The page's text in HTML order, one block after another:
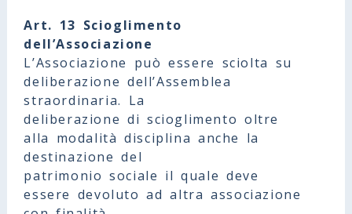
Art. 13 Scioglimento
dell’Associazione
L’Associazione può essere sciolta su
deliberazione dell’Assemblea
straordinaria. La
deliberazione di scioglimento oltre
alla modalità disciplina anche la
destinazione del
patrimonio sociale il quale deve
essere devoluto ad altra associazione